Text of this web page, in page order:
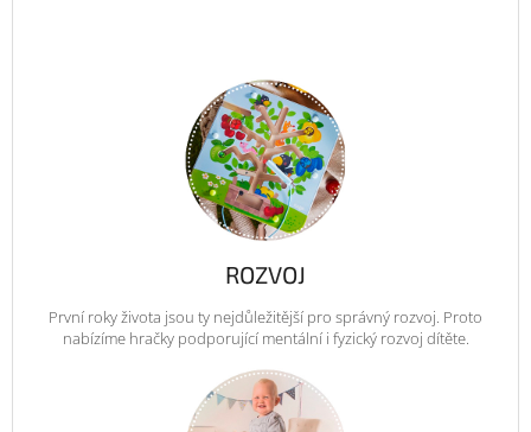
ROZVOJ
První roky života jsou ty nejdůležitější pro správný rozvoj. Proto
nabízíme hračky podporující mentální i fyzický rozvoj dítěte.